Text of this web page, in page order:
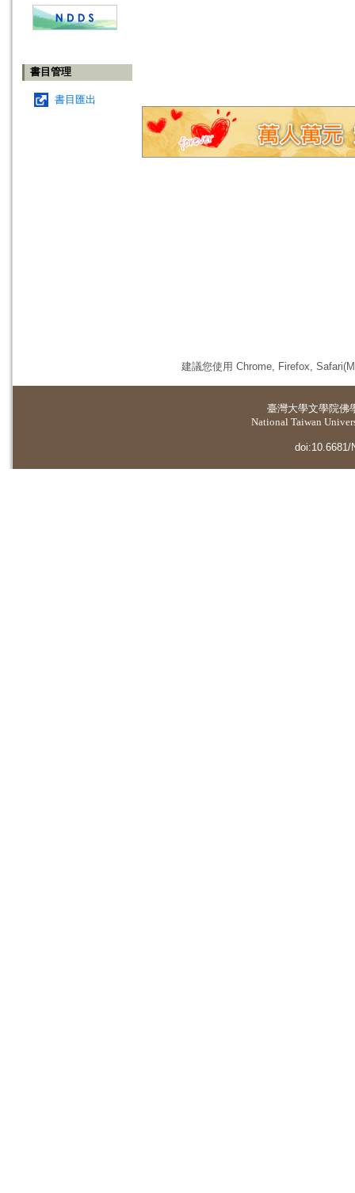
書目管理
書目匯出
建議您使用 Chrome, Firefox,
臺灣大學文學院佛
National Taiwan
doi:10.6681/